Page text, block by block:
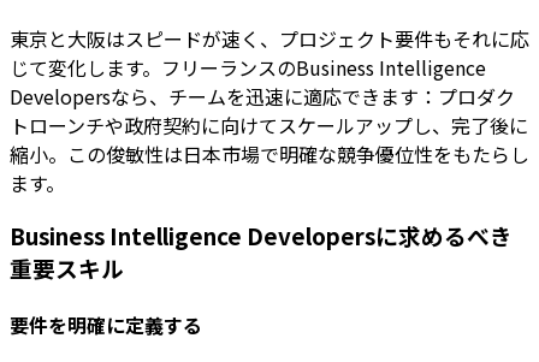
東京と大阪はスピードが速く、プロジェクト要件もそれに応
じて変化します。フリーランスのBusiness Intelligence
Developersなら、チームを迅速に適応できます：プロダク
トローンチや政府契約に向けてスケールアップし、完了後に
縮小。この俊敏性は日本市場で明確な競争優位性をもたらし
ます。
Business Intelligence Developersに求めるべき
重要スキル
要件を明確に定義する